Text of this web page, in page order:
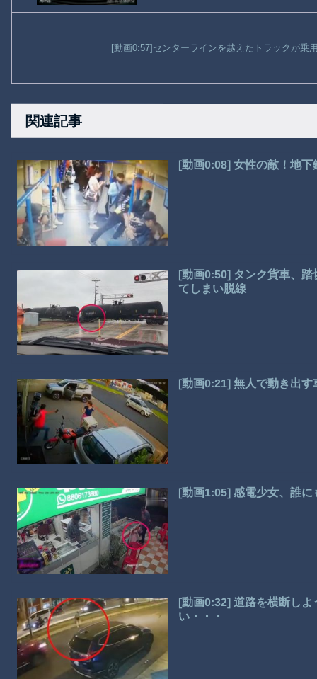
[動画0:57]センターラインを越えたトラックが乗
関連記事
[動画0:08] 女性の敵！地
[動画0:50] タンク貨車、
てしまい脱線
[動画0:21] 無人で動き出
[動画1:05] 感電少女、誰
[動画0:32] 道路を横断し
い・・・